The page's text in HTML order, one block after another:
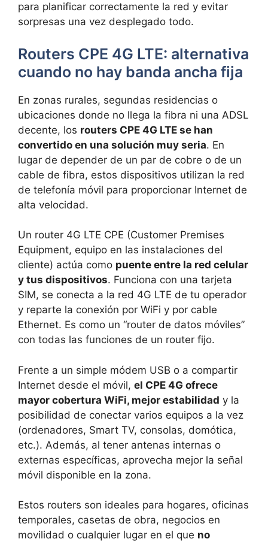
para planificar correctamente la red y evitar
sorpresas una vez desplegado todo.
Routers CPE 4G LTE: alternativa
cuando no hay banda ancha fija
En zonas rurales, segundas residencias o
ubicaciones donde no llega la fibra ni una ADSL
decente, los routers CPE 4G LTE se han
convertido en una solución muy seria. En
lugar de depender de un par de cobre o de un
cable de fibra, estos dispositivos utilizan la red
de telefonía móvil para proporcionar Internet de
alta velocidad.
Un router 4G LTE CPE (Customer Premises
Equipment, equipo en las instalaciones del
cliente) actúa como puente entre la red celular
y tus dispositivos. Funciona con una tarjeta
SIM, se conecta a la red 4G LTE de tu operador
y reparte la conexión por WiFi y por cable
Ethernet. Es como un “router de datos móviles”
con todas las funciones de un router fijo.
Frente a un simple módem USB o a compartir
Internet desde el móvil, el CPE 4G ofrece
mayor cobertura WiFi, mejor estabilidad y la
posibilidad de conectar varios equipos a la vez
(ordenadores, Smart TV, consolas, domótica,
etc.). Además, al tener antenas internas o
externas específicas, aprovecha mejor la señal
móvil disponible en la zona.
Estos routers son ideales para hogares, oficinas
temporales, casetas de obra, negocios en
movilidad o cualquier lugar en el que no